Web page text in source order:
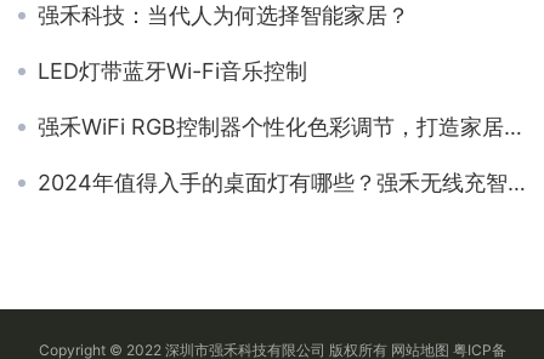
强禾科技：当代人为何选择智能家居？
LED灯带蓝牙Wi-Fi音乐控制
强禾WiFi RGB控制器个性化色彩调节，打造家居璀璨智光
2024年值得入手的桌面灯有哪些？强禾无线充智能氛围灯自用评测
Copyright © 2022 深圳市强禾科技有限公司 版权所有 网站地图 粤ICP备